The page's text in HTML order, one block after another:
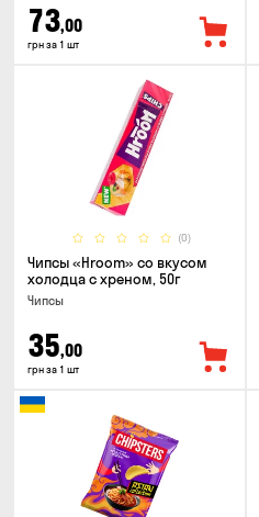
73,00
грн за 1 шт
(0)
Чипсы «Hroom» со вкусом
холодца с хреном, 50г
Чипсы
35,00
грн за 1 шт